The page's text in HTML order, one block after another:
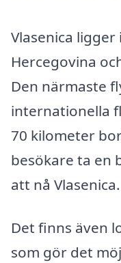
Vlasenica
Hercegovina
Den närmaste
internationella
70 kilometer
besökare ta en
att nå Vlasenica.
Det finns även
som gör det